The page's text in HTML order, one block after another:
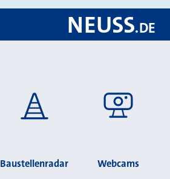
NEUSS.DE
Baustellenradar Webcams